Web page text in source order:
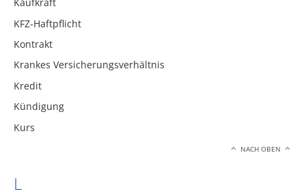
KFZ-Haftpflicht
Kontrakt
Krankes Versicherungsverhältnis
Kredit
Kündigung
Kurs
NACH OBEN
L